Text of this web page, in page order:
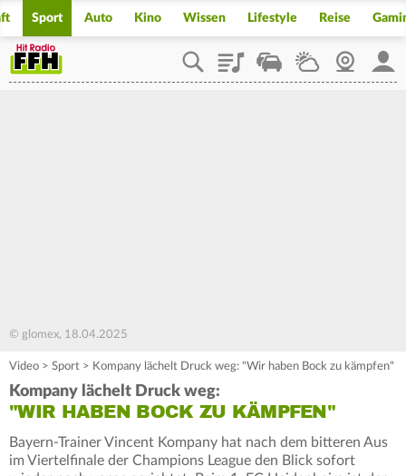
Sport Auto Kino Wissen Lifestyle Reise
PlaylistStaupilotWetterWebcam
© glomex, 18.04.2025
Video > Sport > Kompany lächelt Druck weg: "Wir haben Bock zu kämpfen"
Kompany lächelt Druck weg:
"WIR HABEN BOCK ZU KÄMPFEN"
Bayern-Trainer Vincent Kompany hat nach dem bitteren Aus
im Viertelfinale der Champions League den Blick sofort